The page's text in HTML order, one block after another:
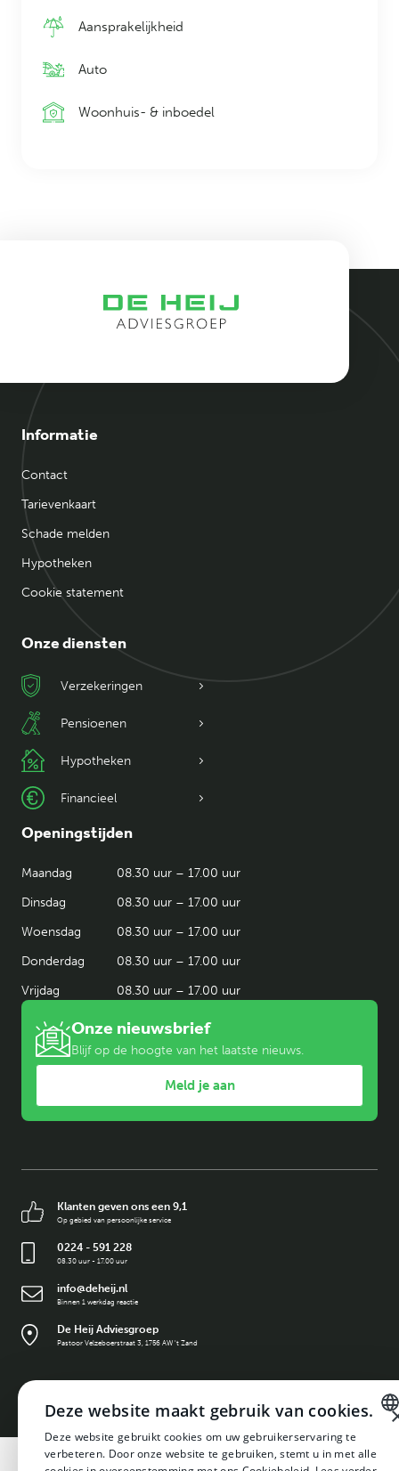
Aansprakelijkheid
Auto
Woonhuis- & inboedel
Informatie
Contact
Tarievenkaart
Schade melden
Hypotheken
Cookie statement
Onze diensten
Verzekeringen
Pensioenen
Hypotheken
Financieel
Openingstijden
Maandag
08.30 uur – 17.00 uur
Dinsdag
08.30 uur – 17.00 uur
Woensdag
08.30 uur – 17.00 uur
Donderdag
08.30 uur – 17.00 uur
Vrijdag
08.30 uur – 17.00 uur
Onze nieuwsbrief
Blijf op de hoogte van het laatste nieuws.
Meld je aan
Klanten geven ons een 9,1
Op gebied van persoonlijke service
0224 - 591 228
08.30 uur - 17.00 uur
info@deheij.nl
Binnen 1 werkdag reactie
De Heij Adviesgroep
Pastoor Velzeboerstraat 3, 1756 AW 't Zand
©
DUTCH
Deze website maakt gebruik van cookies.
Deze website gebruikt cookies om uw gebruikerservaring te
verbeteren. Door onze website te gebruiken, stemt u in met alle